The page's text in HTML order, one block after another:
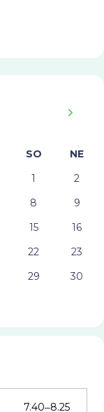
SO
NE
1
2
8
9
15
16
22
23
29
30
7.40–8.25